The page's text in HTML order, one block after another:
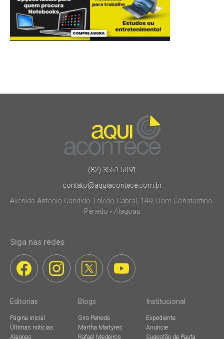
(82) 3551.5091
contato@aquiacontece.com.br
Avenida Antonio Candido Toledo Cabral, 149, Dom Constantino.
Penedo - Alagoas
Siga nas redes
Editorias
Página inicial
Últimas notícias
Alagoas
Blogs
Giro Penedo
Martha Martyres
Rafael Medeiros
Institucional
Expediente
Anuncie
Sugestão de Pauta